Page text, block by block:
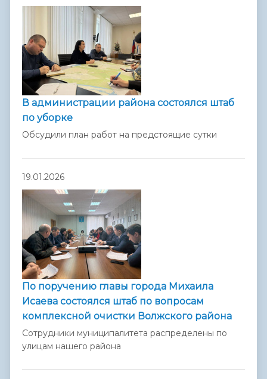
В администрации района состоялся штаб
по уборке
Обсудили план работ на предстоящие сутки
19.01.2026
По поручению главы города Михаила
Исаева состоялся штаб по вопросам
комплексной очистки Волжского района
Сотрудники муниципалитета распределены по
улицам нашего района